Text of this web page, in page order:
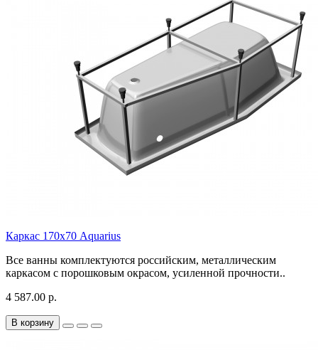
Каркас 170х70 Aquarius
Все ванны комплектуются российским, металлическим
каркасом с порошковым окрасом, усиленной прочности..
4 587.00 р.
В корзину